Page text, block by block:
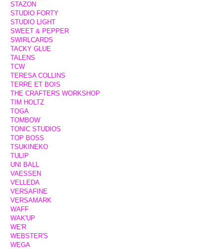
STAZON
STUDIO FORTY
STUDIO LIGHT
SWEET & PEPPER
SWIRLCARDS
TACKY GLUE
TALENS
TCW
TERESA COLLINS
TERRE ET BOIS
THE CRAFTERS WORKSHOP
TIM HOLTZ
TOGA
TOMBOW
TONIC STUDIOS
TOP BOSS
TSUKINEKO
TULIP
UNI BALL
VAESSEN
VELLEDA
VERSAFINE
VERSAMARK
WAFF
WAK'UP
WE'R
WEBSTER'S
WEGA